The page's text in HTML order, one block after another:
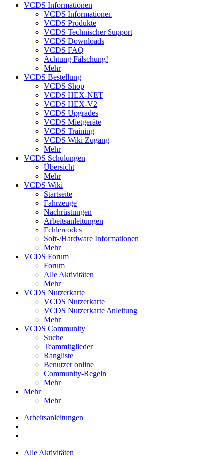
VCDS Informationen
VCDS Informationen
VCDS Produkte
VCDS Technischer Support
VCDS Downloads
VCDS FAQ
Achtung Fälschung!
Mehr
VCDS Bestellung
VCDS Shop
VCDS HEX-NET
VCDS HEX-V2
VCDS Upgrades
VCDS Mietgeräte
VCDS Training
VCDS Wiki Zugang
Mehr
VCDS Schulungen
Übersicht
Mehr
VCDS Wiki
Startseite
Fahrzeuge
Nachrüstungen
Arbeitsanleitungen
Fehlercodes
Soft-/Hardware Informationen
Mehr
VCDS Forum
Forum
Alle Aktivitäten
Mehr
VCDS Nutzerkarte
VCDS Nutzerkarte
VCDS Nutzerkarte Anleitung
Mehr
VCDS Community
Suche
Teammitglieder
Rangliste
Benutzer online
Community-Regeln
Mehr
Mehr
Mehr
Arbeitsanleitungen
Alle Aktivitäten